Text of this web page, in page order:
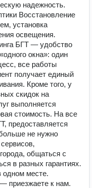
надежность.
Восстановление
установка
освещения.
БГТ — удобство
окна»: один
все работы
получает единый
Кроме того, у
скидок на
выполняется
стоимость. На все
предоставляется
не нужно
общаться с
в разных гарантиях.
одном месте.
приезжаете к нам.